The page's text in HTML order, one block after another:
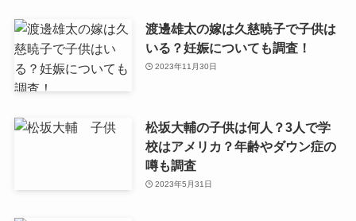
渡邊雄太の嫁は久慈暁子で子供は
いる？妊娠についても調査！
2023年11月30日
松坂大輔の子供は何人？3人で学
校はアメリカ？年齢やダウン症の
噂も調査
2023年5月31日